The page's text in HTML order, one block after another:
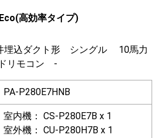
高効率タイプ)
埋込ダクト形 シングル 10馬力
リモコン -
PA-P280E7HNB
室内機： CS-P280E7B x 1
室外機： CU-P280H7B x 1